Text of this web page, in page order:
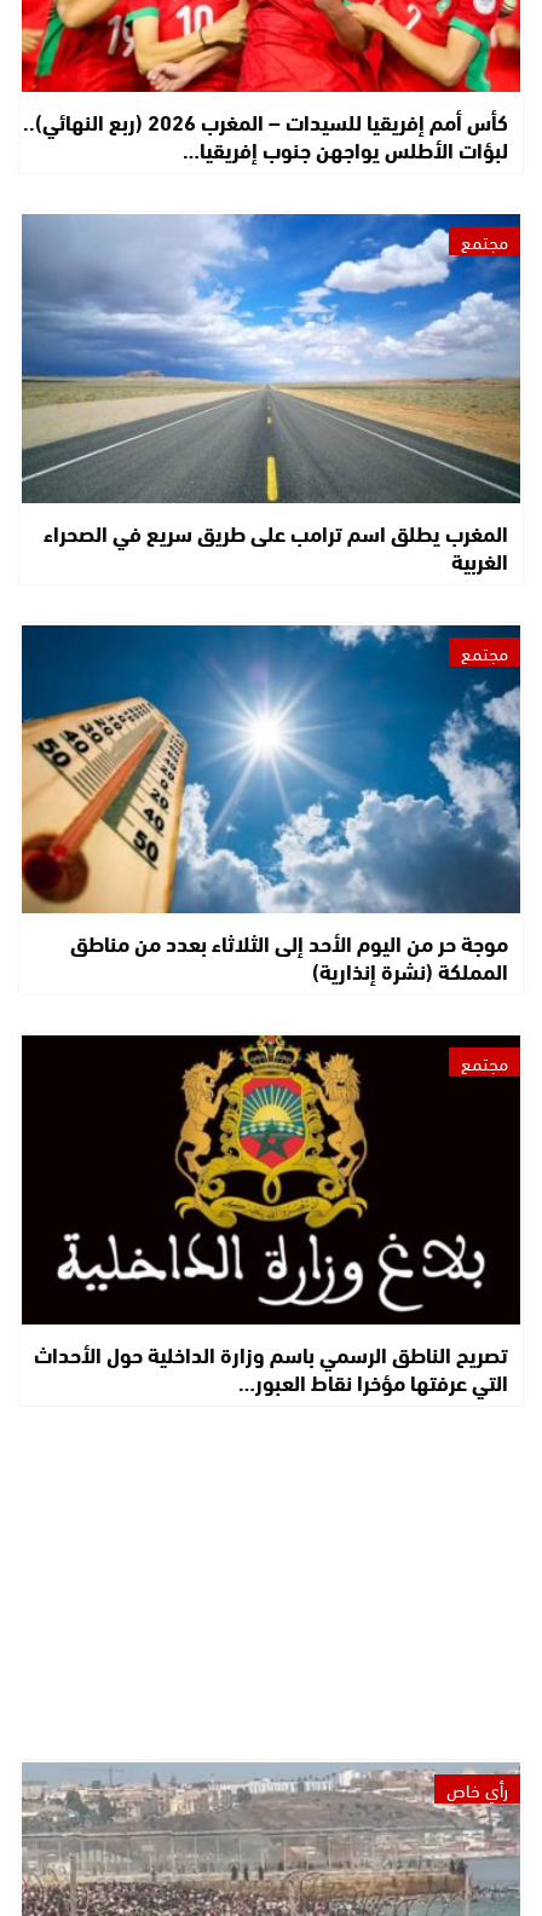
كأس أمم إفريقيا للسيدات – المغرب 2026 (ربع النهائي)..
لبؤات الأطلس يواجهن جنوب إفريقيا…
مجتمع
المغرب يطلق اسم ترامب على طريق سريع في الصحراء
الغربية
مجتمع
موجة حر من اليوم الأحد إلى الثلاثاء بعدد من مناطق
المملكة (نشرة إنذارية)
مجتمع
تصريح الناطق الرسمي باسم وزارة الداخلية حول الأحداث
التي عرفتها مؤخرا نقاط العبور…
رأي خاص